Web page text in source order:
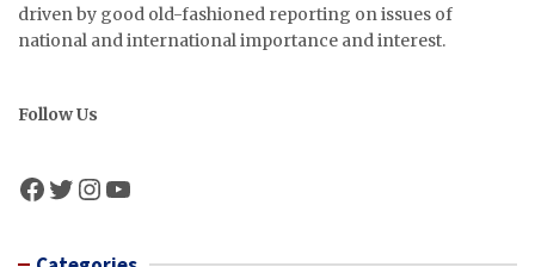
driven by good old-fashioned reporting on issues of
national and international importance and interest.
Follow Us
Facebook
Twitter
Instagram
YouTube